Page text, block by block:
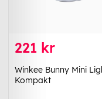
221 kr
Winkee Bunny Mini
Kompakt